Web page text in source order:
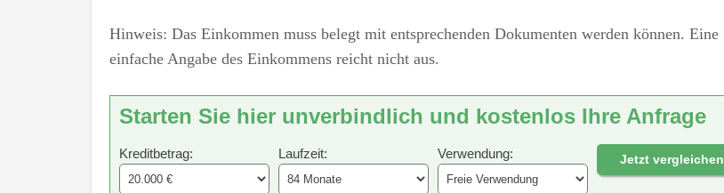
Hinweis: Das Einkommen muss belegt mit entsprechenden Dokumenten werden können. Eine
einfache Angabe des Einkommens reicht nicht aus.
Starten Sie hier unverbindlich und kostenlos Ihre Anfrage
Kreditbetrag: Laufzeit: Verwendung: Jetzt vergleichen